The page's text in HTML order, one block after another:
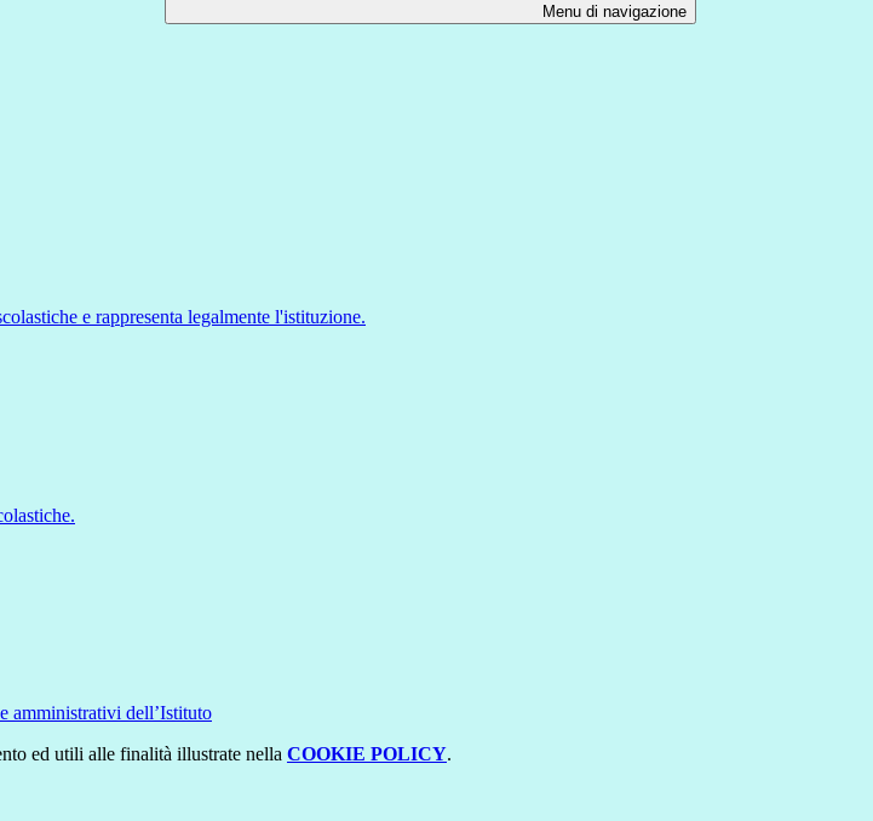
Menu di navigazione
e rappresenta legalmente l'istituzione.
amministrativi dell’Istituto
ed utili alle finalità illustrate nella COOKIE POLICY.